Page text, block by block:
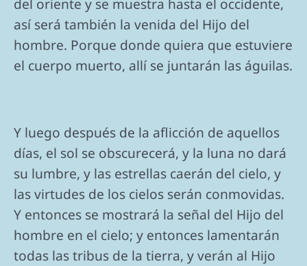
del oriente y se muestra hasta el occidente,
así será también la venida del Hijo del
hombre. Porque donde quiera que estuviere
el cuerpo muerto, allí se juntarán las águilas.
Y luego después de la aflicción de aquellos
días, el sol se obscurecerá, y la luna no dará
su lumbre, y las estrellas caerán del cielo, y
las virtudes de los cielos serán conmovidas.
Y entonces se mostrará la señal del Hijo del
hombre en el cielo; y entonces lamentarán
todas las tribus de la tierra, y verán al Hijo